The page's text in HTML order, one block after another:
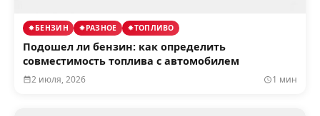
БЕНЗИН РАЗНОЕ ТОПЛИВО
Подошел ли бензин: как определить
совместимость топлива с автомобилем
2 июля, 2026 1 мин